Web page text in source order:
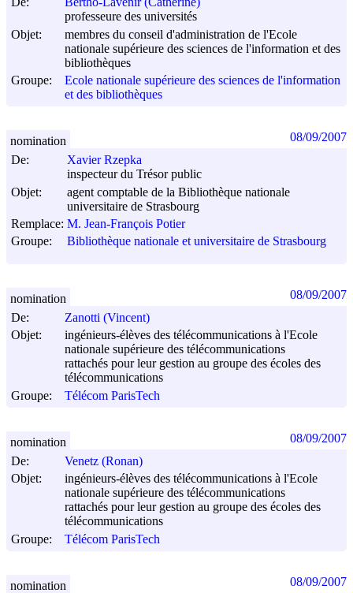
professeure des universités
Objet:
membres du conseil d'administration de l'Ecole
nationale supérieure des sciences de l'information et des
bibliothèques
Groupe:
Ecole nationale supérieure des sciences de l'information
et des bibliothèques
De:
Xavier Rzepka
inspecteur du Trésor public
Objet:
agent comptable de la Bibliothèque nationale
universitaire de Strasbourg
Remplace: M. Jean-François Potier
Groupe:
Bibliothèque nationale et universitaire de Strasbourg
nomination 08/09/2007
De:
Zanotti (Vincent)
Objet:
ingénieurs-élèves des télécommunications à l'Ecole
nationale supérieure des télécommunications
rattachés pour leur gestion au groupe des écoles des
télécommunications
Groupe:
Télécom ParisTech
nomination 08/09/2007
De:
Venetz (Ronan)
Objet:
ingénieurs-élèves des télécommunications à l'Ecole
nationale supérieure des télécommunications
rattachés pour leur gestion au groupe des écoles des
télécommunications
Groupe:
Télécom ParisTech
nomination 08/09/2007
nomination 08/09/2007